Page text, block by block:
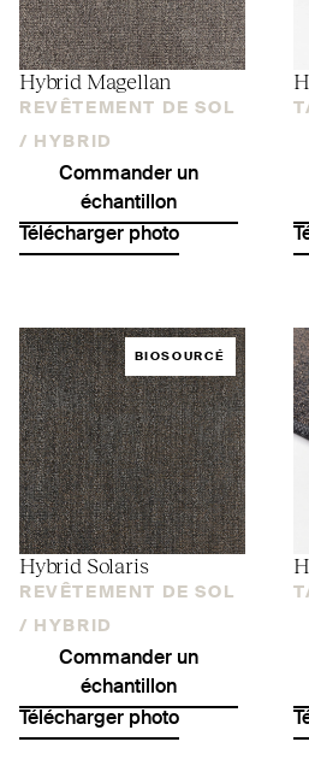
Hybrid Magellan
REVÊTEMENT DE SOL
/
HYBRID
Commander un
échantillon
Télécharger photo
BIOSOURCÉ
Hybrid Solaris
REVÊTEMENT DE SOL
/
HYBRID
Commander un
échantillon
Télécharger photo